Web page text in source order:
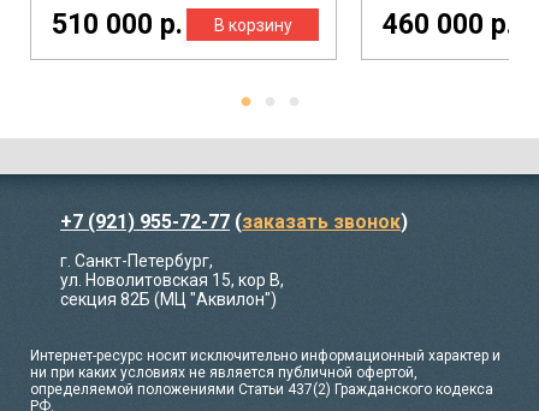
510 000 р. 460 000 р.
+7 (921) 955-72-77 (заказать звонок)
г. Санкт-Петербург,
ул. Новолитовская 15, кор В,
секция 82Б (МЦ "Аквилон")
Интернет-ресурс носит исключительно информационный характер и
ни при каких условиях не является публичной офертой,
определяемой положениями Статьи 437(2) Гражданского кодекса
РФ.